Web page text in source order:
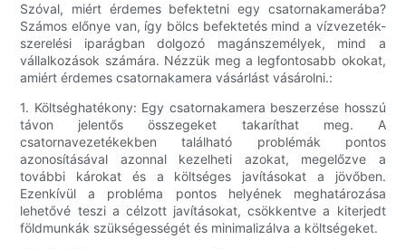
Szóval, miért érdemes befektetni egy csatornakamerába?
Számos előnye van, így bölcs befektetés mind a vízvezeték-
szerelési iparágban dolgozó magánszemélyek, mind a
vállalkozások számára. Nézzük meg a legfontosabb okokat,
amiért érdemes csatornakamera vásárlást vásárolni.:
1. Költséghatékony: Egy csatornakamera beszerzése hosszú
távon jelentős összegeket takaríthat meg. A
csatornavezetékekben található problémák pontos
azonosításával azonnal kezelheti azokat, megelőzve a
további károkat és a költséges javításokat a jövőben.
Ezenkívül a probléma pontos helyének meghatározása
lehetővé teszi a célzott javításokat, csökkentve a kiterjedt
földmunkák szükségességét és minimalizálva a költségeket.